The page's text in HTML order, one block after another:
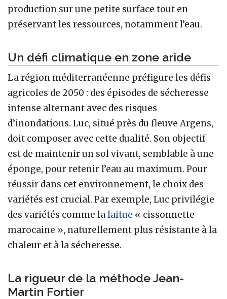
production sur une petite surface tout en
préservant les ressources, notamment l’eau.
Un défi climatique en zone aride
La région méditerranéenne préfigure les défis
agricoles de 2050 : des épisodes de sécheresse
intense alternant avec des risques
d’inondations. Luc, situé près du fleuve Argens,
doit composer avec cette dualité. Son objectif
est de maintenir un sol vivant, semblable à une
éponge, pour retenir l’eau au maximum. Pour
réussir dans cet environnement, le choix des
variétés est crucial. Par exemple, Luc privilégie
des variétés comme lalaitue « cissonnette
marocaine », naturellement plus résistante à la
chaleur et à la sécheresse.
La rigueur de la méthode Jean-
Martin Fortier